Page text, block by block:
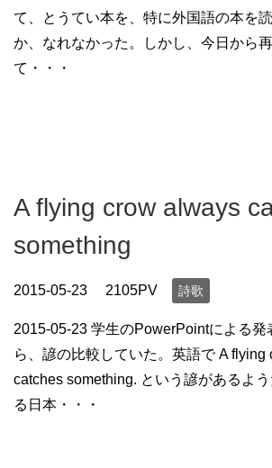
て、とうてい本を、特に外国語の本を
か、なれなかった。しかし、今日から
て・・・
A flying crow always
something
2015-05-23 2105PV 詩歌
2015-05-23 学生のPowerPointによる発
ら、諺の比較していた。英語で A flying
catches something. という諺があるよ
る日本・・・